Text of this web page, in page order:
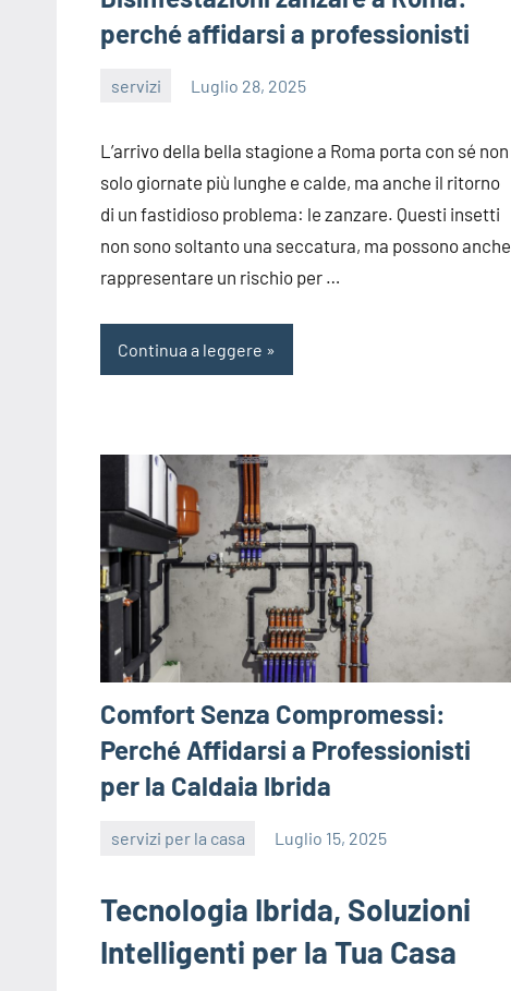
perché affidarsi a professionisti
servizi Luglio 28, 2025
L’arrivo della bella stagione a Roma porta con sé non
solo giornate più lunghe e calde, ma anche il ritorno
di un fastidioso problema: le zanzare. Questi insetti
non sono soltanto una seccatura, ma possono anche
rappresentare un rischio per …
Continua a leggere
Comfort Senza Compromessi:
Perché Affidarsi a Professionisti
per la Caldaia Ibrida
servizi per la casa Luglio 15, 2025
Tecnologia Ibrida, Soluzioni
Intelligenti per la Tua Casa